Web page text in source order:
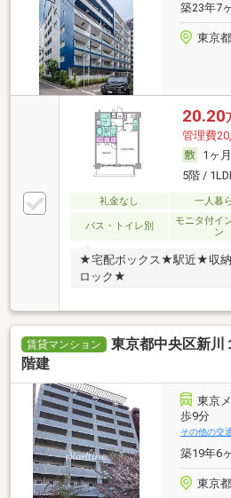
築23年7
東京
20.20
管理費
1ヶ月
5階 /
礼金なし 一人暮
バス・トイレ別
モニタ付イ
ン
★宅配ボックス★駅近★収
ロック★
賃貸マンション
東京都中央区新川
階建
東京
歩9分
その他の交
築19年6
東京